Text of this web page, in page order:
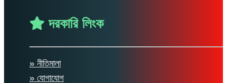
দরকারি লিংক
» নীতিমালা
» যোগাযোগ